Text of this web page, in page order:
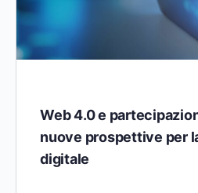
Web 4.0 e
nuove prospettive per
digitale